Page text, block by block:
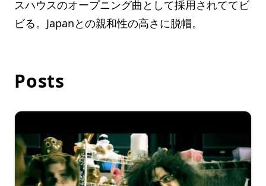
スハウスのオープニング曲として採用されててビ
ビる。Japanとの親和性の高さに脱帽。
Posts